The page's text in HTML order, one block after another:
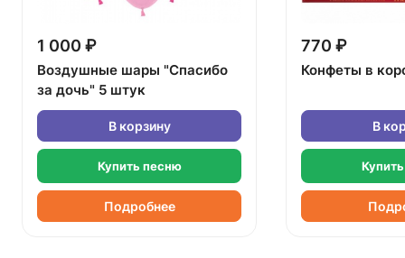
1 000 ₽
Воздушные шары "Спасибо
за дочь" 5 штук
В корзину
Купить песню
Подробнее
770 ₽
Конфеты в
В